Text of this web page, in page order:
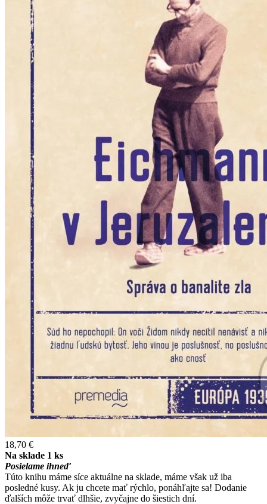
18,70 €
Na sklade 1 ks
Posielame ihneď
Túto knihu máme síce aktuálne na sklade, máme však už iba
posledné kusy. Ak ju chcete mať rýchlo, ponáhľajte sa! Dodanie
ďalších môže trvať dlhšie, zvyčajne do šiestich dní.